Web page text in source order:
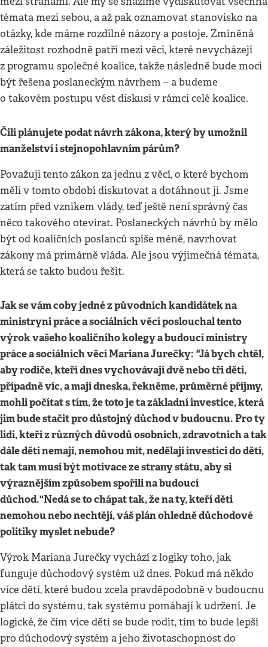
témata mezi sebou, a až pak oznamovat stanovisko na
otázky, kde máme rozdílné názory a postoje. Zmíněná
záležitost rozhodně patří mezi věci, které nevycházejí
z programu společné koalice, takže následně bude moci
být řešena poslaneckým návrhem – a budeme
o takovém postupu vést diskusi v rámci celé koalice.
Čili plánujete podat návrh zákona, který by umožnil
manželství i stejnopohlavním párům?
Považuji tento zákon za jednu z věcí, o které bychom
měli v tomto období diskutovat a dotáhnout ji. Jsme
zatím před vznikem vlády, teď ještě není správný čas
něco takového otevírat. Poslaneckých návrhů by mělo
být od koaličních poslanců spíše méně, navrhovat
zákony má primárně vláda. Ale jsou výjimečná témata,
která se takto budou řešit.
Jak se vám coby jedné z původních kandidátek na
ministryni práce a sociálních věcí poslouchal tento
výrok vašeho koaličního kolegy a budoucí ministry
práce a sociálních věcí Mariana Jurečky: "Já bych chtěl,
aby rodiče, kteří dnes vychovávají dvě nebo tři děti,
případně víc, a mají dneska, řekněme, průměrné příjmy,
mohli počítat s tím, že toto je ta základní investice, která
jim bude stačit pro důstojný důchod v budoucnu. Pro ty
lidi, kteří z různých důvodů osobních, zdravotních a tak
dále děti nemají, nemohou mít, nedělají investici do dětí,
tak tam musí být motivace ze strany státu, aby si
výraznějším způsobem spořili na budoucí
důchod."Nedá se to chápat tak, že na ty, kteří děti
nemohou nebo nechtějí, váš plán ohledně důchodové
politiky myslet nebude?
Výrok Mariana Jurečky vychází z logiky toho, jak
funguje důchodový systém už dnes. Pokud má někdo
více dětí, které budou zcela pravděpodobně v budoucnu
plátci do systému, tak systému pomáhají k udržení. Je
logické, že čím více dětí se bude rodit, tím to bude lepší
pro důchodový systém a jeho životaschopnost do